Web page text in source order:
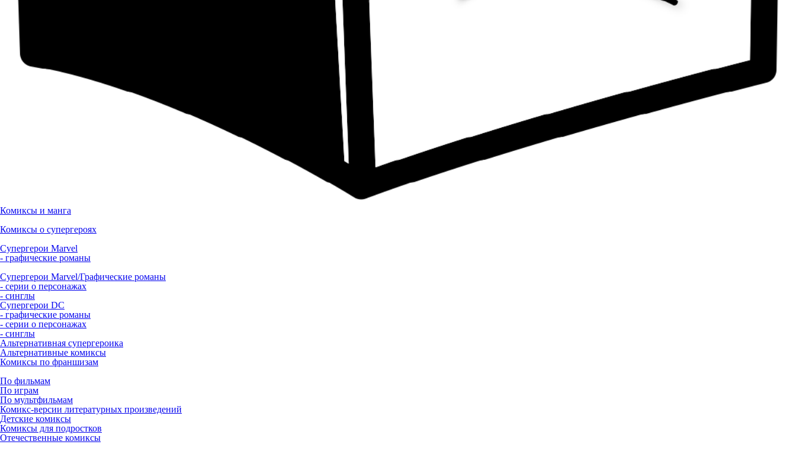
Комиксы и манга
Комиксы о супергероях
Супергерои Marvel
- графические романы
Супергерои Marvel/Графические романы
- серии о персонажах
- синглы
Супергерои DC
- графические романы
- серии о персонажах
- синглы
Альтернативная супергероика
Альтернативные комиксы
Комиксы по франшизам
По фильмам
По играм
По мультфильмам
Комикс-версии литературных произведений
Детские комиксы
Комиксы для подростков
Отечественные комиксы